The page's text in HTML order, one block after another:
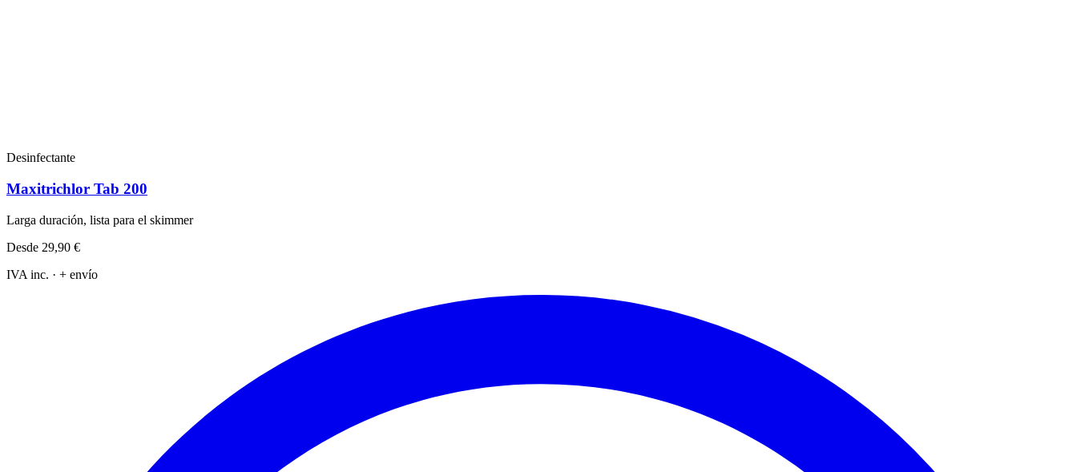
Desinfectante
Maxitrichlor Tab 200
Larga duración, lista para el skimmer
Desde 29,90 €
IVA inc. · + envío